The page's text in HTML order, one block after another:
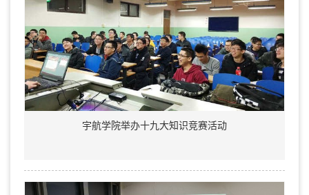
宇航学院举办十九大知识竞赛活动